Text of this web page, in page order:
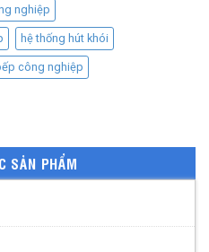
nghiệp
hệ thống hút khói
công nghiệp
SẢN PHẨM